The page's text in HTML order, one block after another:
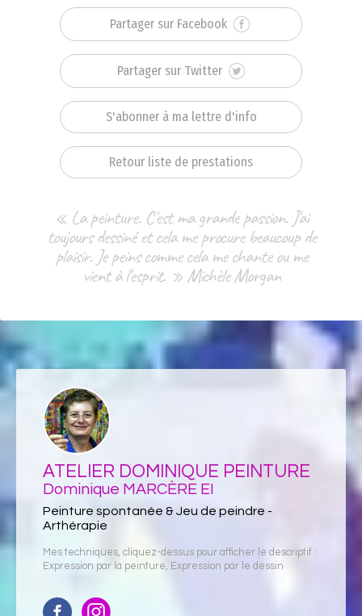
Partager sur Facebook
Partager sur Twitter
S'abonner à ma lettre d'info
Retour liste de prestations
« La peinture. C'est ma grande passion. J'ai
toujours dessiné et cela me procure beaucoup de
plaisir. Je peins comme cela me chante ou me
vient à l'esprit. » Michèle Morgan
ATELIER DOMINIQUE PEINTURE
Dominique MARCÈRE EI
Peinture spontanée & Jeu de peindre -
Arthérapie
Mes techniques, cliquez-dessus pour afficher le descriptif :
Expression par la peinture, Expression par le dessin